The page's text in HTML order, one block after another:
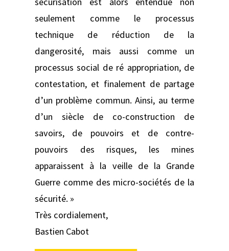
seulement comme le processus
technique de réduction de la
dangerosité, mais aussi comme un
processus social de ré appropriation, de
contestation, et finalement de partage
d’un problème commun. Ainsi, au terme
d’un siècle de co-construction de
savoirs, de pouvoirs et de contre-
pouvoirs des risques, les mines
apparaissent à la veille de la Grande
Guerre comme des micro-sociétés de la
sécurité. »
Très cordialement,
Bastien Cabot